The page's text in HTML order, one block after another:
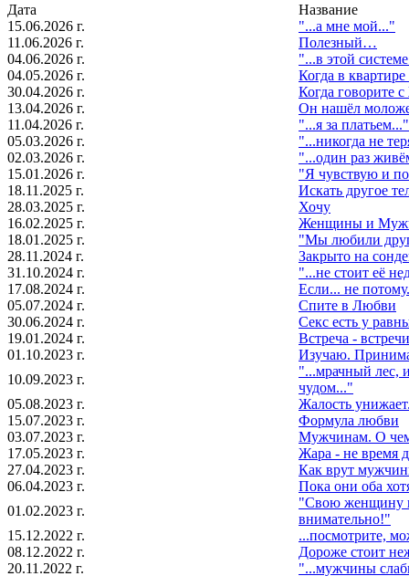
Дата
Название
15.06.2026 г.
"...а мне мой..."
11.06.2026 г.
Полезный…
04.06.2026 г.
"...в этой
04.05.2026 г.
Когда в
30.04.2026 г.
Когда говорите
13.04.2026 г.
Он нашёл
11.04.2026 г.
"...я за платьем..."
05.03.2026 г.
"...никогда не
02.03.2026 г.
"...один рaз
15.01.2026 г.
"Я чувcтвую и
18.11.2025 г.
Искать другое
28.03.2025 г.
Хочу
16.02.2025 г.
Женщины и
18.01.2025 г.
"Мы любили
28.11.2024 г.
Закрыто на
31.10.2024 г.
"...не стоит её
17.08.2024 г.
Если... не
05.07.2024 г.
Спите в Любви
30.06.2024 г.
Секс есть у
19.01.2024 г.
Встреча - встречи
01.10.2023 г.
Изучаю.
10.09.2023 г.
"...мрачный лес,
чудом..."
05.08.2023 г.
Жалость
15.07.2023 г.
Формула любви
03.07.2023 г.
Мужчинам. О
17.05.2023 г.
Жара - не время
27.04.2023 г.
Как врут
06.04.2023 г.
Пока они оба
01.02.2023 г.
"Свою женщину
внимательно!"
15.12.2022 г.
...посмотрите,
08.12.2022 г.
Дороже стоит
20.11.2022 г.
"...мужчины